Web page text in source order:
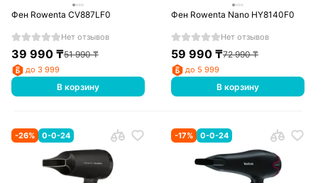
Фен Rowenta CV887LF0
Нет отзывов
39 990₸51 990₸
до 3 999
В корзину
Фен Rowenta Nano HY8140F0
Нет отзывов
59 990 ₸72 990₸
до 5 999
В корзину
-26% 0-0-24 -17% 0-0-24